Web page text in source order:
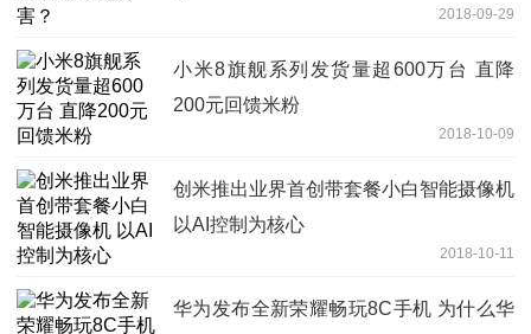
2018-09-29
小米8旗舰系列发货量超600万台 直降
200元回馈米粉
2018-10-09
创米推出业界首创带套餐小白智能摄像机
以AI控制为核心
2018-10-11
华为发布全新荣耀畅玩8C手机 为什么华